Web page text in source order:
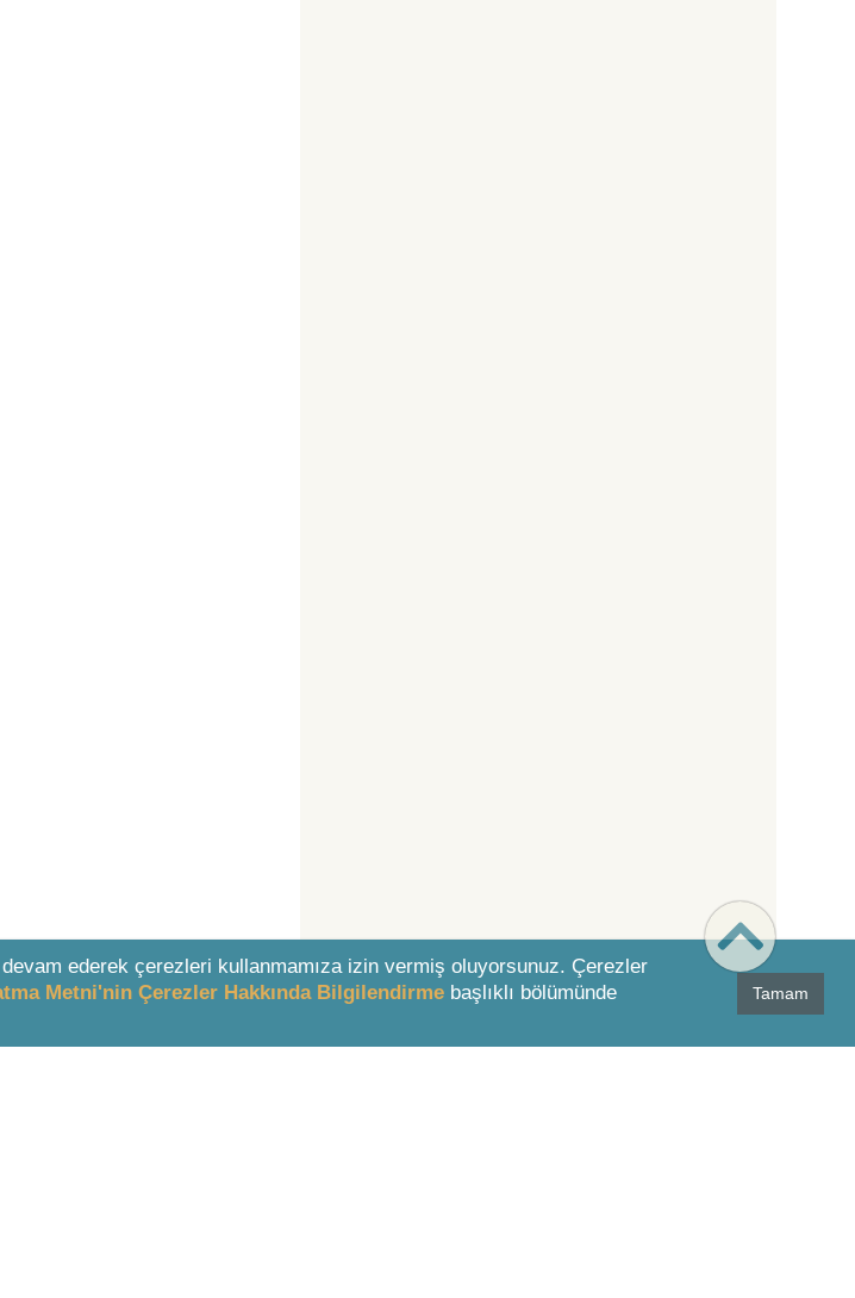
ederek çerezleri kullanmamıza izin vermiş oluyorsunuz. Çerezler
Metni'nin Çerezler Hakkında Bilgilendirme başlıklı bölümünde
Tamam